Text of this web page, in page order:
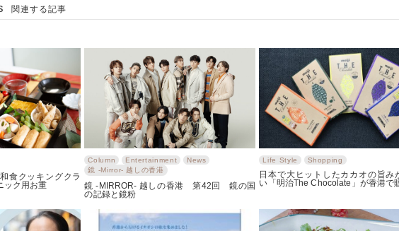
関連する記事
食クッキングクラ
ク用お重
Column Entertainment
News
鏡 -Mirror- 越しの香港
鏡 -MIRROR- 越しの香港 第42回 鏡の国
の記録と鏡粉
Life Style Shopping
日本で大ヒットしたカカオの旨み
い「明治The Chocolate」が香港で